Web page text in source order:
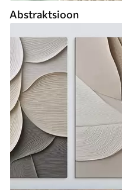
Abstraktsioon